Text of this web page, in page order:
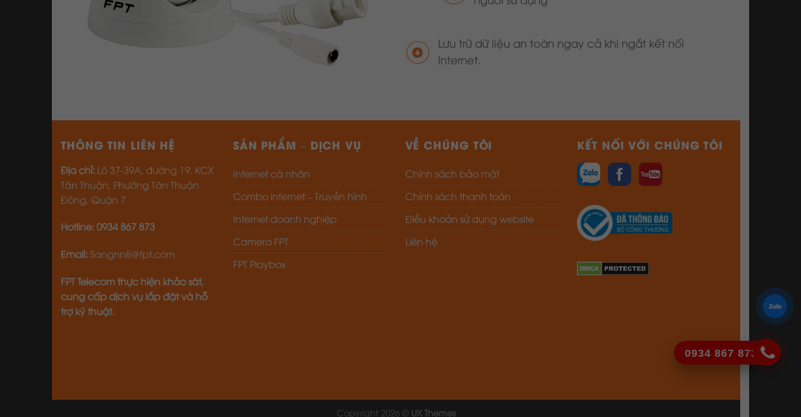
Lưu trữ dữ liệu an toàn ngay cả khi ngắt kết nối
Internet.
THÔNG TIN LIÊN HỆ
Địa chỉ: Lô 37-39A, đường 19, KCX
Tân Thuận, Phường Tân Thuận
Đông, Quận 7
Hotline:0934 867 873
Email:Sangnn8@fpt.com
FPT Telecom thực hiện khảo sát,
cung cấp dịch vụ lắp đặt và hỗ
trợ kỹ thuật.
SẢN PHẨM – DỊCH VỤ
Internet cá nhân
Combo internet – Truyền hình
Internet doanh nghiệp
Camera FPT
FPT Playbox
VỀ CHÚNG TÔI
Chính sách bảo mật
Chính sách thanh toán
Điều khoản sử dụng website
Liên hệ
KẾT NỐI VỚI CHÚNG TÔI
Copyright 2026 © UX Themes
0934 867 873